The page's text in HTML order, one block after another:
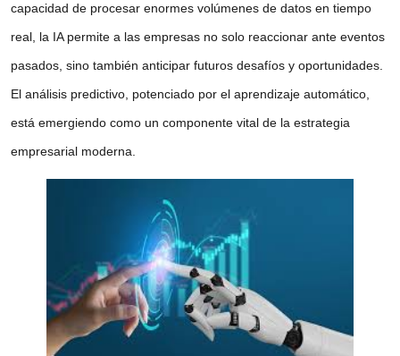
capacidad de procesar enormes volúmenes de datos en tiempo
real, la IA permite a las empresas no solo reaccionar ante eventos
pasados, sino también anticipar futuros desafíos y oportunidades.
El análisis predictivo, potenciado por el aprendizaje automático,
está emergiendo como un componente vital de la estrategia
empresarial moderna.